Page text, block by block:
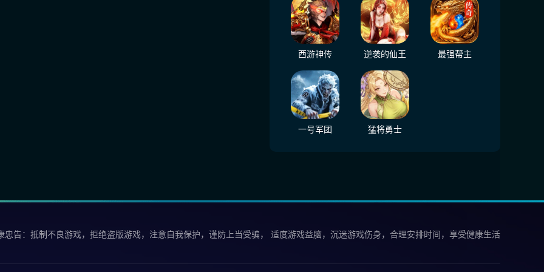
西游神传 逆袭的仙王 最强帮主
一号军团 猛将勇士
忠告：抵制不良游戏，拒绝盗版游戏，注意自我保护，谨防上当受骗， 适度游戏益脑，沉迷游戏伤身，合理安排时间，享受健康生活